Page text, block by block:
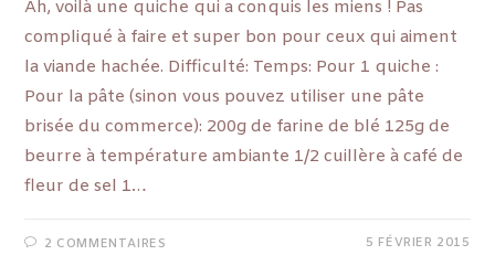
Ah, voilà une quiche qui a conquis les miens ! Pas
compliqué à faire et super bon pour ceux qui aiment
la viande hachée. Difficulté: Temps: Pour 1 quiche :
Pour la pâte (sinon vous pouvez utiliser une pâte
brisée du commerce): 200g de farine de blé 125g de
beurre à température ambiante 1/2 cuillère à café de
fleur de sel 1…
2 COMMENTAIRES 5 FÉVRIER 2015